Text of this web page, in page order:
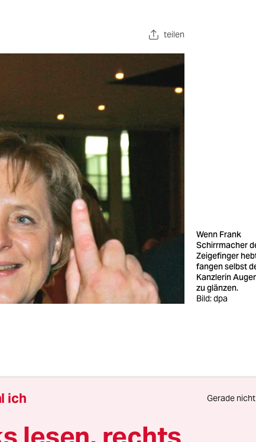
teilen
Wenn Frank
Schirrmacher
Zeigefinger
fangen selbst
Kanzlerin
zu glänzen.
Bild: dpa
über fünfzig, bereits als der
Der
gesetzt. Seinetwegen
ich Gerade nicht